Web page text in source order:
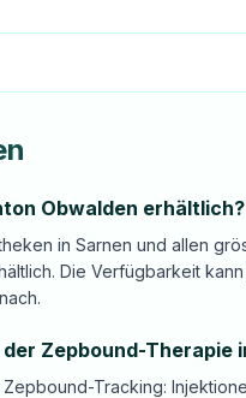
Obwalden erhältlich?
in Sarnen und allen
Die Verfügbarkeit
Zepbound-Therapie
Tracking: